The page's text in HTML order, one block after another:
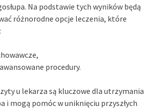
Na podstawie tych wyników będą
różnorodne opcje leczenia, które
procedury.
u lekarza są kluczowe dla utrzymania
i mogą pomóc w uniknięciu przyszłych